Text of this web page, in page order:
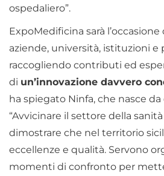
ospedaliero”.
ExpoMedificina sarà
aziende, università, istituzioni e
raccogliendo contributi ed
di un’innovazione davvero
ha spiegato Ninfa, che nasce da
“Avvicinare il settore della
dimostrare che nel territorio
eccellenze e qualità. Servono
momenti di confronto per